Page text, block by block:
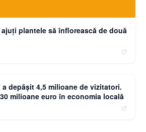
plantele să înflorească de două
a depășit 4,5 milioane de vizitatori.
milioane euro în economia locală